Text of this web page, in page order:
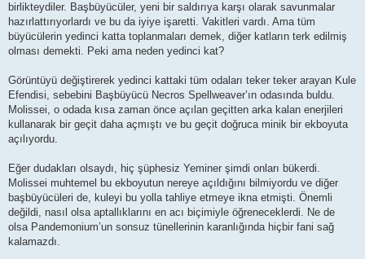
birlikteydiler. Başbüyücüler, yeni bir saldırıya karşı olarak savunmalar
hazırlattırıyorlardı ve bu da iyiye işaretti. Vakitleri vardı. Ama tüm
büyücülerin yedinci katta toplanmaları demek, diğer katların terk edilmiş
olması demekti. Peki ama neden yedinci kat?
Görüntüyü değiştirerek yedinci kattaki tüm odaları teker teker arayan Kule
Efendisi, sebebini Başbüyücü Necros Spellweaver’ın odasında buldu.
Molissei, o odada kısa zaman önce açılan geçitten arka kalan enerjileri
kullanarak bir geçit daha açmıştı ve bu geçit doğruca minik bir ekboyuta
açılıyordu.
Eğer dudakları olsaydı, hiç şüphesiz Yeminer şimdi onları bükerdi.
Molissei muhtemel bu ekboyutun nereye açıldığını bilmiyordu ve diğer
başbüyücüleri de, kuleyi bu yolla tahliye etmeye ikna etmişti. Önemli
değildi, nasıl olsa aptallıklarını en acı biçimiyle öğreneceklerdi. Ne de
olsa Pandemonium’un sonsuz tünellerinin karanlığında hiçbir fani sağ
kalamazdı.